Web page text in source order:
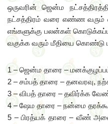
ஒருவரின் ஜென்ம
நட்சத்திரம் வரை எண்ண வரும்
எங்களுக்கு பலன்கள்
வகுக்க வரும் மீதியை
1 – ஜென்ம தாரை –
2 – சம்பத் தாரை – தனவரவு,
3 – விபத் தாரை – தவிர்க்க
4 – ஷேம தாரை – நன்மை
5 – பிரத்யக் தாரை – வீண்